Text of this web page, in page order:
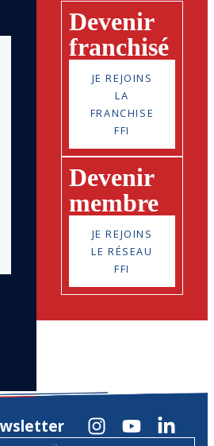
Devenir
franchisé
JE REJOINS
LA
FRANCHISE
FFI
Devenir
membre
JE REJOINS
LE RÉSEAU
FFI